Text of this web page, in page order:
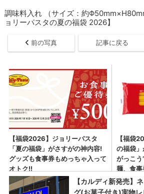
調味料入れ （サイズ：約
ョリーパスタの夏の福袋 2026】
前の写真 記事に戻る